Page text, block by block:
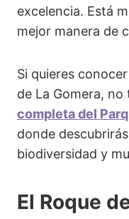
excelencia. Está
mejor manera de
Si quieres
de La Gomera,
completa del
donde
biodiversidad y
El Roque